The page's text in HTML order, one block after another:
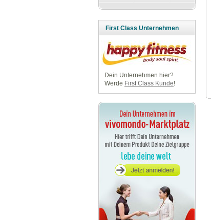
First Class Unternehmen
Dein Unternehmen hier?
Werde First Class Kunde!